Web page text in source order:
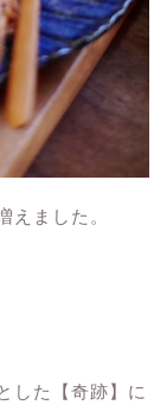
えました。
した【奇跡】に